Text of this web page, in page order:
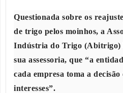
Questionada sobre os
de trigo pelos moinhos, a
Indústria do Trigo (Abitrigo)
sua assessoria, que “a
cada empresa toma a
interesses”.